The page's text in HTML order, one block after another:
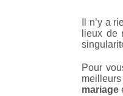
Il n’y a
lieux de
Pour
mariage